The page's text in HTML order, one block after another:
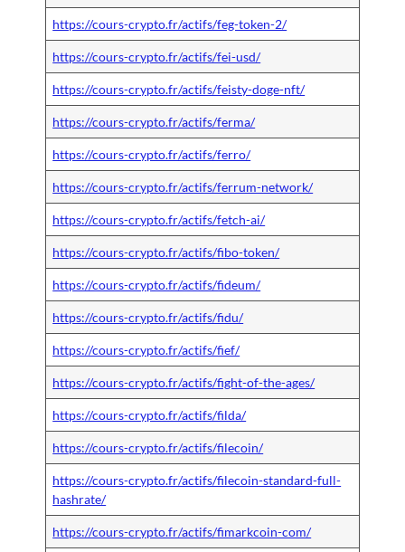
https://cours-crypto.fr/actifs/feg-token-2/
https://cours-crypto.fr/actifs/fei-usd/
https://cours-crypto.fr/actifs/feisty-doge-nft/
https://cours-crypto.fr/actifs/ferma/
https://cours-crypto.fr/actifs/ferro/
https://cours-crypto.fr/actifs/ferrum-network/
https://cours-crypto.fr/actifs/fetch-ai/
https://cours-crypto.fr/actifs/fibo-token/
https://cours-crypto.fr/actifs/fideum/
https://cours-crypto.fr/actifs/fidu/
https://cours-crypto.fr/actifs/fief/
https://cours-crypto.fr/actifs/fight-of-the-ages/
https://cours-crypto.fr/actifs/filda/
https://cours-crypto.fr/actifs/filecoin/
https://cours-crypto.fr/actifs/filecoin-standard-full-
hashrate/
https://cours-crypto.fr/actifs/fimarkcoin-com/